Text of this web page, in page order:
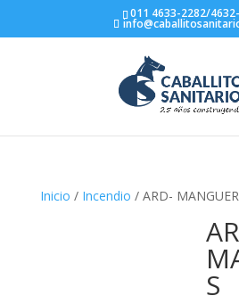
011 4633-2282/
Inicio / Incendio / ARD-
S